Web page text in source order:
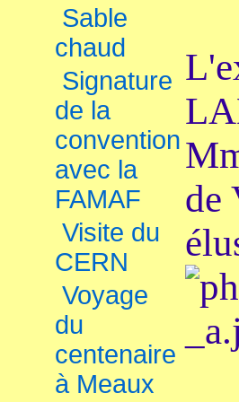
Sable
chaud
Signature
de la
convention
avec la
FAMAF
Visite du
CERN
Voyage
du
centenaire
à Meaux
de